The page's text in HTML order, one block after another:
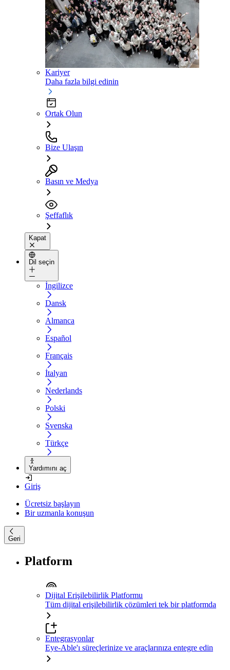
Kariyer
Daha fazla bilgi edinin
Ortak Olun
Bize Ulaşın
Basın ve Medya
Şeffaflık
Kapat
Dil seçin
İngilizce
Dansk
Almanca
Español
Français
İtalyan
Nederlands
Polski
Svenska
Türkçe
Yardımını aç
Giriş
Ücretsiz başlayın
Bir uzmanla konuşun
Geri
Platform
Dijital Erişilebilirlik Platformu
Tüm dijital erişilebilirlik çözümleri tek bir platformda
Entegrasyonlar
Eye-Able'ı süreçlerinize ve araçlarınıza entegre edin